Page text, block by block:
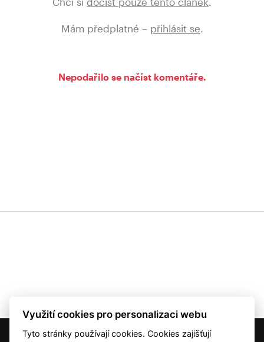
Mám předplatné – přihlásit se.
Nepodařilo se načíst komentáře.
© 2001 — 2026 Copyright CMI News a dodavatelé obsahu. |
Využití cookies pro personalizaci webu
Tyto stránky používají cookies. Cookies zajišťují